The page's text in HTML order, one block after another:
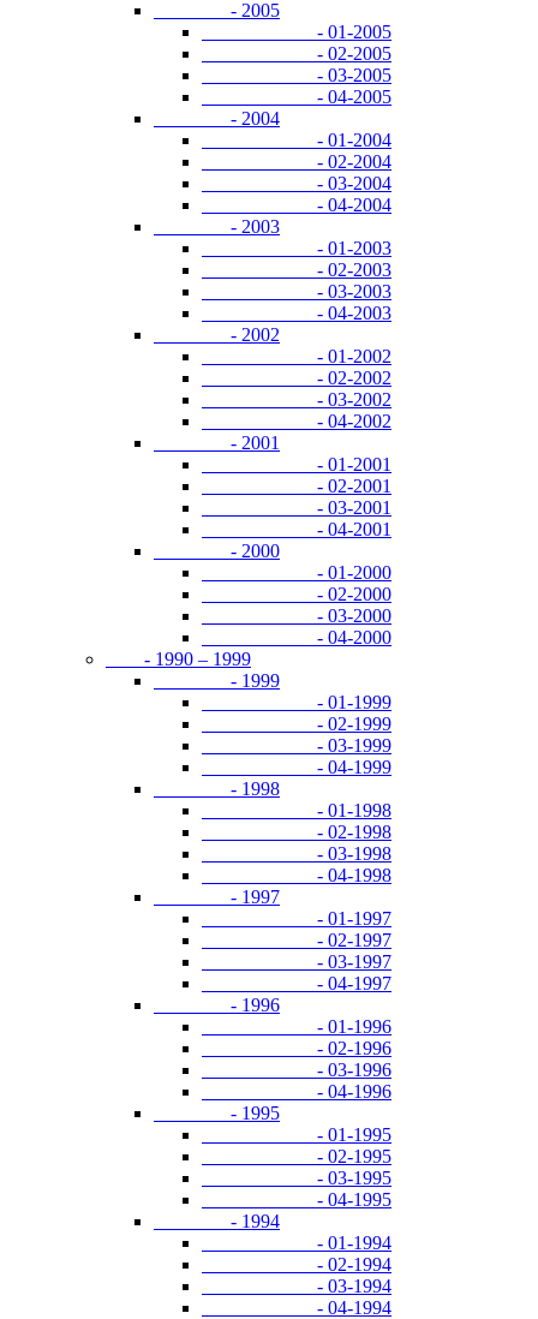
- 2005
- 01-2005
- 02-2005
- 03-2005
- 04-2005
- 2004
- 01-2004
- 02-2004
- 03-2004
- 04-2004
- 2003
- 01-2003
- 02-2003
- 03-2003
- 04-2003
- 2002
- 01-2002
- 02-2002
- 03-2002
- 04-2002
- 2001
- 01-2001
- 02-2001
- 03-2001
- 04-2001
- 2000
- 01-2000
- 02-2000
- 03-2000
- 04-2000
- 1990 – 1999
- 1999
- 01-1999
- 02-1999
- 03-1999
- 04-1999
- 1998
- 01-1998
- 02-1998
- 03-1998
- 04-1998
- 1997
- 01-1997
- 02-1997
- 03-1997
- 04-1997
- 1996
- 01-1996
- 02-1996
- 03-1996
- 04-1996
- 1995
- 01-1995
- 02-1995
- 03-1995
- 04-1995
- 1994
- 01-1994
- 02-1994
- 03-1994
- 04-1994